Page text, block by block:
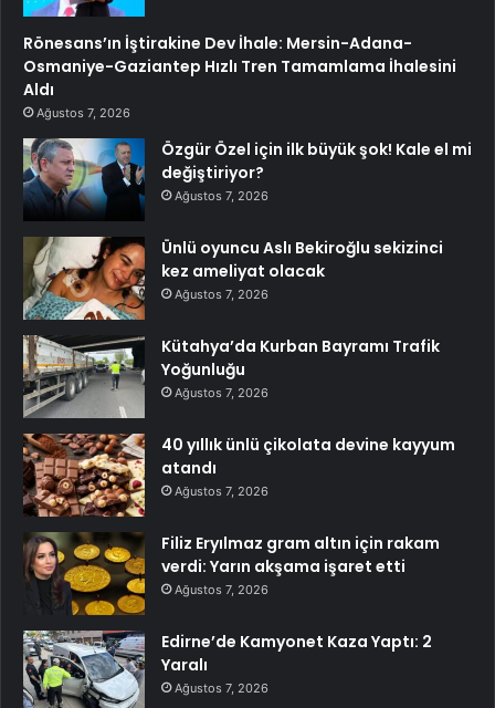
Rönesans’ın İştirakine Dev İhale: Mersin-Adana-
Osmaniye-Gaziantep Hızlı Tren Tamamlama İhalesini
Aldı
Ağustos 7, 2026
Özgür Özel için ilk büyük şok! Kale el mi
değiştiriyor?
Ağustos 7, 2026
Ünlü oyuncu Aslı Bekiroğlu sekizinci
kez ameliyat olacak
Ağustos 7, 2026
Kütahya’da Kurban Bayramı Trafik
Yoğunluğu
Ağustos 7, 2026
40 yıllık ünlü çikolata devine kayyum
atandı
Ağustos 7, 2026
Filiz Eryılmaz gram altın için rakam
verdi: Yarın akşama işaret etti
Ağustos 7, 2026
Edirne’de Kamyonet Kaza Yaptı: 2
Yaralı
Ağustos 7, 2026